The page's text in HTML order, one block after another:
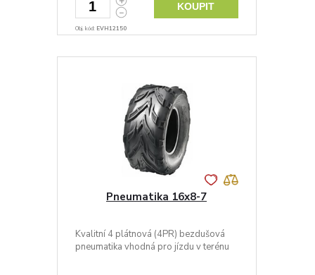
Obj. kód: EVH12150
KOUPIT
Pneumatika 16x8-7
Kvalitní 4 plátnová (4PR) bezdušová
pneumatika vhodná pro jízdu v terénu